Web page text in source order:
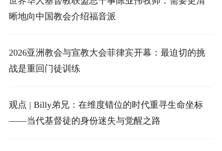
晰地向中国教会介绍福音派
2026亚洲教会与宣教大会菲律宾开幕：最迫切的挑
战是重回门徒训练
观点 | Billy弟兄：在维度错位的时代重寻生命坐标
——当代基督徒的身份迷失与觉醒之路